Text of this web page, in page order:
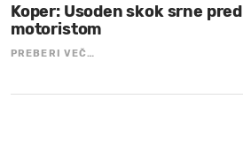
Koper: Usoden skok srne pred
motoristom
PREBERI VEČ…